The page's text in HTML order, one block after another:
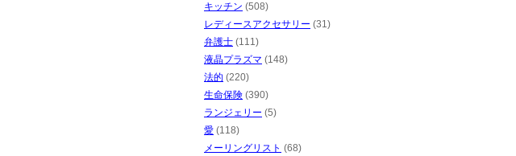
キッチン (508)
レディースアクセサリー (31)
弁護士 (111)
液晶プラズマ (148)
法的 (220)
生命保険 (390)
ランジェリー (5)
愛 (118)
メーリングリスト (68)